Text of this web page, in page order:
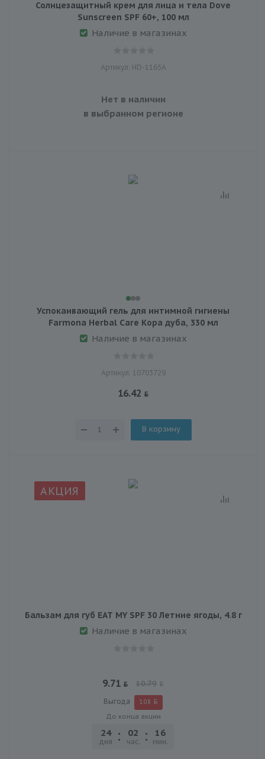
Солнцезащитный крем для лица и тела Dove
Sunscreen SPF 60+, 100 мл
Наличие в магазинах
Артикул: HD-1165A
Нет в наличии
в выбранном регионе
Успокаивающий гель для интимной гигиены
Farmona Herbal Care Кора дуба, 330 мл
Наличие в магазинах
Артикул: 10703729
16.42
В корзину
АКЦИЯ
Бальзам для губ EAT MY SPF 30 Летние ягоды, 4.8 г
Наличие в магазинах
9.71 10.79
Выгода 1.08
До конца акции
24
дня
02
час.
16
мин.